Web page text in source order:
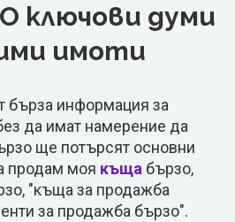
ключови думи
имоти
бърза информация за
да имат намерение да
ще потърсят основни
продам моя къща бързо,
"къща за продажба
за продажба бързо".